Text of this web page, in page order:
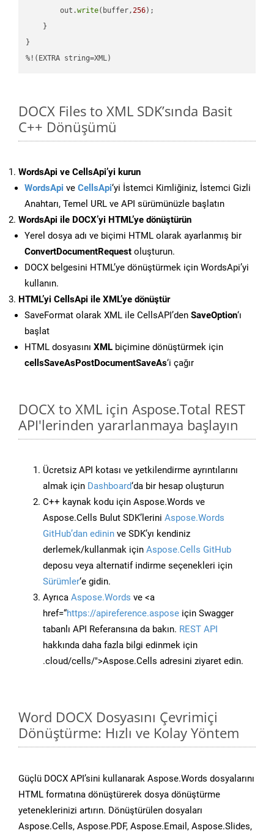
        out.
write(buffer,256);
    }
}
%!(EXTRA string=XML)
DOCX Files to XML SDK’sında Basit
C++ Dönüşümü
WordsApi ve CellsApi’yi kurun
WordsApi ve CellsApi‘yi İstemci Kimliğiniz, İstemci Gizli
Anahtarı, Temel URL ve API sürümünüzle başlatın
WordsApi ile DOCX’yi HTML’ye dönüştürün
Yerel dosya adı ve biçimi HTML olarak ayarlanmış bir
ConvertDocumentRequest oluşturun.
DOCX belgesini HTML’ye dönüştürmek için WordsApi’yi
kullanın.
HTML’yi CellsApi ile XML’ye dönüştür
SaveFormat olarak XML ile CellsAPI’den SaveOption‘ı
başlat
HTML dosyasını XML biçimine dönüştürmek için
cellsSaveAsPostDocumentSaveAs‘i çağır
DOCX to XML için Aspose.Total REST
API'lerinden yararlanmaya başlayın
Ücretsiz API kotası ve yetkilendirme ayrıntılarını
almak için Dashboard‘da bir hesap oluşturun
C++ kaynak kodu için Aspose.Words ve
Aspose.Cells Bulut SDK’lerini Aspose.Words
GitHub’dan edinin ve SDK’yı kendiniz
derlemek/kullanmak için Aspose.Cells GitHub
deposu veya alternatif indirme seçenekleri için
Sürümler‘e gidin.
Ayrıca Aspose.Words ve <a
href=“https://apireference.aspose için Swagger
tabanlı API Referansına da bakın. REST API
hakkında daha fazla bilgi edinmek için
.cloud/cells/">Aspose.Cells adresini ziyaret edin.
Word DOCX Dosyasını Çevrimiçi
Dönüştürme: Hızlı ve Kolay Yöntem
Güçlü DOCX API’sini kullanarak Aspose.Words dosyalarını
HTML formatına dönüştürerek dosya dönüştürme
yeteneklerinizi artırın. Dönüştürülen dosyaları
Aspose.Cells, Aspose.PDF, Aspose.Email, Aspose.Slides,